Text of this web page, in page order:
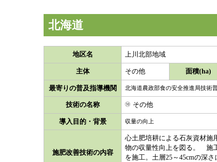
北海道
地区名 上川北部地域
主体 その他 面積(ha)
最寄りの普及指導機関 北海道農政部食の安全推進局技術
技術の名称 その他
導入目的・背景 収量の向上
施肥改善技術の内容
心土肥培耕による石灰資材施
物の収量性向上を図る。 施
を施工。土層25～45cmの深